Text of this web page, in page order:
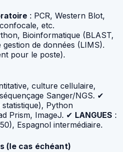
: PCR, Western Blot,
etc.
Bioinformatique (BLAST,
de données (LIMS).
pour le poste).
culture cellulaire,
Sanger/NGS. ✔
statistique), Python
Prism, ImageJ. ✔ LANGUES :
Espagnol intermédiaire.
(le cas échéant)